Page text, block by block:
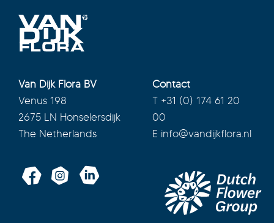
Van Dijk Flora BV
Venus 198
2675 LN Honselersdijk
The Netherlands
Contact
T +31 (0) 174 61 20
00
E info@vandijkflora.nl